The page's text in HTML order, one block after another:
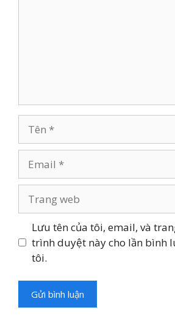
web
Lưu tên của tôi, email, và
trình duyệt này cho lần bình
tôi.